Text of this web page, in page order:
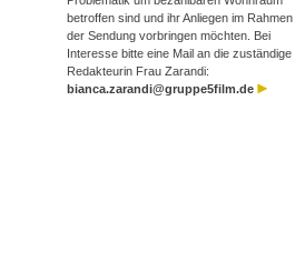
betroffen sind und ihr Anliegen im Rahmen
der Sendung vorbringen möchten. Bei
Interesse bitte eine Mail an die zuständige
Redakteurin Frau Zarandi:
bianca.zarandi@gruppe5film.de